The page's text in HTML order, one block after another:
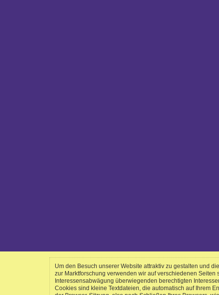
Um den Besuch unserer Website attraktiv zu gestalten und
zur Marktforschung verwenden wir auf verschiedenen
Interessensabwägung überwiegenden berechtigten
Cookies sind kleine Textdateien, die automatisch auf Ihrem